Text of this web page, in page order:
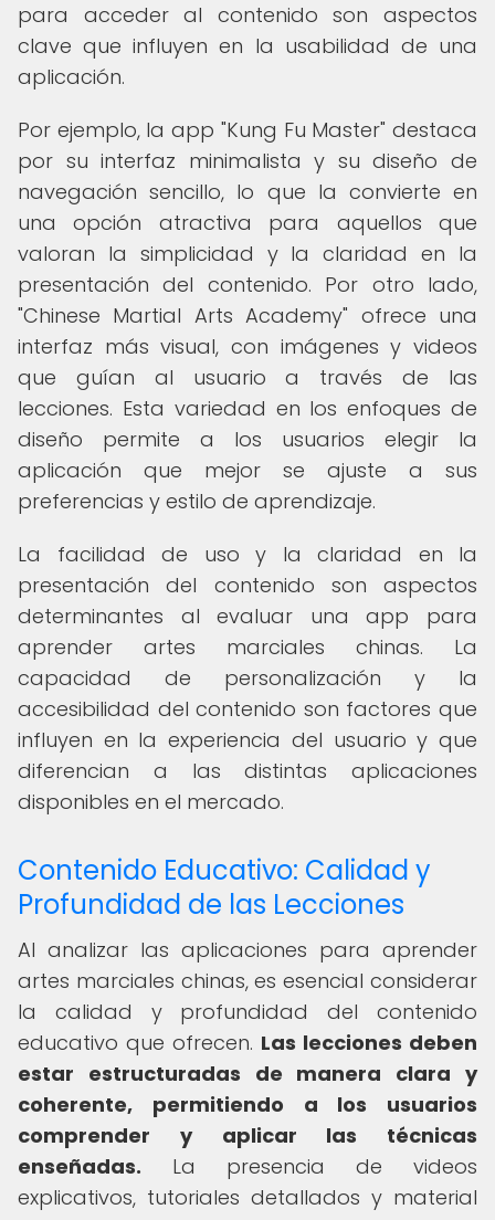
para acceder al contenido son aspectos
clave que influyen en la usabilidad de una
aplicación.
Por ejemplo, la app "Kung Fu Master" destaca
por su interfaz minimalista y su diseño de
navegación sencillo, lo que la convierte en
una opción atractiva para aquellos que
valoran la simplicidad y la claridad en la
presentación del contenido. Por otro lado,
"Chinese Martial Arts Academy" ofrece una
interfaz más visual, con imágenes y videos
que guían al usuario a través de las
lecciones. Esta variedad en los enfoques de
diseño permite a los usuarios elegir la
aplicación que mejor se ajuste a sus
preferencias y estilo de aprendizaje.
La facilidad de uso y la claridad en la
presentación del contenido son aspectos
determinantes al evaluar una app para
aprender artes marciales chinas. La
capacidad de personalización y la
accesibilidad del contenido son factores que
influyen en la experiencia del usuario y que
diferencian a las distintas aplicaciones
disponibles en el mercado.
Contenido Educativo: Calidad y
Profundidad de las Lecciones
Al analizar las aplicaciones para aprender
artes marciales chinas, es esencial considerar
la calidad y profundidad del contenido
educativo que ofrecen. Las lecciones deben
estar estructuradas de manera clara y
coherente, permitiendo a los usuarios
comprender y aplicar las técnicas
enseñadas. La presencia de videos
explicativos, tutoriales detallados y material